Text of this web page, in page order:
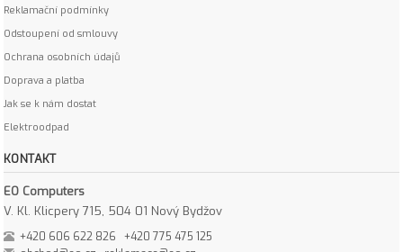
Reklamační podmínky
Odstoupení od smlouvy
Ochrana osobních údajů
Doprava a platba
Jak se k nám dostat
Elektroodpad
KONTAKT
EO Computers
V. Kl. Klicpery 715, 504 01 Nový Bydžov
+420 606 622 826
+420 775 475 125